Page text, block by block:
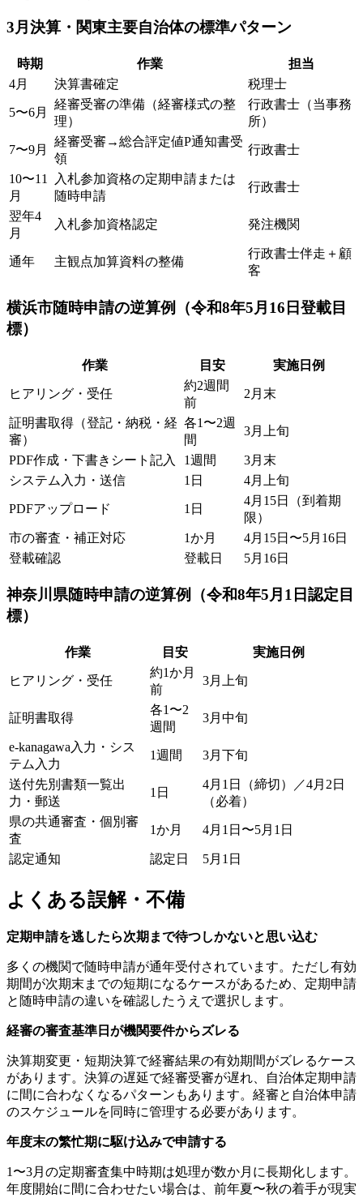
3月決算・関東主要自治体の標準パターン
時期 作業
担当
4月
決算書確定 税理士
5〜6月
経審受審の準備（経審様式の整
理）
行政書士（当事務
所）
7〜9月
経審受審→総合評定値P通知書受
領
行政書士
10〜11
月
入札参加資格の定期申請または
随時申請
行政書士
翌年4
月
入札参加資格認定 発注機関
通年 主観点加算資料の整備
行政書士伴走＋顧
客
横浜市随時申請の逆算例（令和8年5月16日登載目
標）
作業 目安 実施日例
ヒアリング・受任
約2週間
前
2月末
証明書取得（登記・納税・経
審）
各1〜2週
間
3月上旬
PDF作成・下書きシート記入 1週間
3月末
システム入力・送信
1日 4月上旬
PDFアップロード 1日
4月15日（到着期
限）
市の審査・補正対応
1か月
4月15日〜5月16日
登載確認
登載日 5月16日
神奈川県随時申請の逆算例（令和8年5月1日認定目
標）
作業 目安 実施日例
ヒアリング・受任
約1か月
前
3月上旬
証明書取得
各1〜2
週間
3月中旬
e-kanagawa入力・シス
テム入力
1週間 3月下旬
送付先別書類一覧出
力・郵送
1日
4月1日（締切）／4月2日
（必着）
県の共通審査・個別審
査
1か月 4月1日〜5月1日
認定通知 認定日 5月1日
よくある誤解・不備
定期申請を逃したら次期まで待つしかないと思い込む
多くの機関で随時申請が通年受付されています。ただし有効
期間が次期末までの短期になるケースがあるため、定期申請
と随時申請の違いを確認したうえで選択します。
経審の審査基準日が機関要件からズレる
決算期変更・短期決算で経審結果の有効期間がズレるケース
があります。決算の遅延で経審受審が遅れ、自治体定期申請
に間に合わなくなるパターンもあります。経審と自治体申請
のスケジュールを同時に管理する必要があります。
年度末の繁忙期に駆け込みで申請する
1〜3月の定期審査集中時期は処理が数か月に長期化します。
年度開始に間に合わせたい場合は、前年夏〜秋の着手が現実